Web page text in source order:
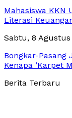
Mahasiswa KKN
Literasi
Sabtu, 8 Agustus
Bongkar-Pasang
Kenapa ‘Karpet
Berita Terbaru